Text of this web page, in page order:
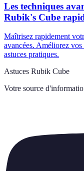
Les techniques
Rubik's Cube
Maîtrisez rapidement
avancées. Améliorez
astuces pratiques.
Astuces Rubik Cube
Votre source